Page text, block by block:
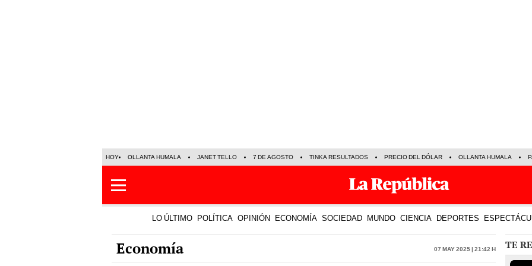
HOY OLLANTA HUMALA JANET TELLO 7 DE AGOSTO TINKA RESULTADOS PRECIO DEL DÓLAR OLLANTA HUMALA
LO ÚLTIMO POLÍTICA OPINIÓN ECONOMÍA SOCIEDAD MUNDO CIENCIA DEPORTES
Economía 07 May 2025 | 21:42 h TE